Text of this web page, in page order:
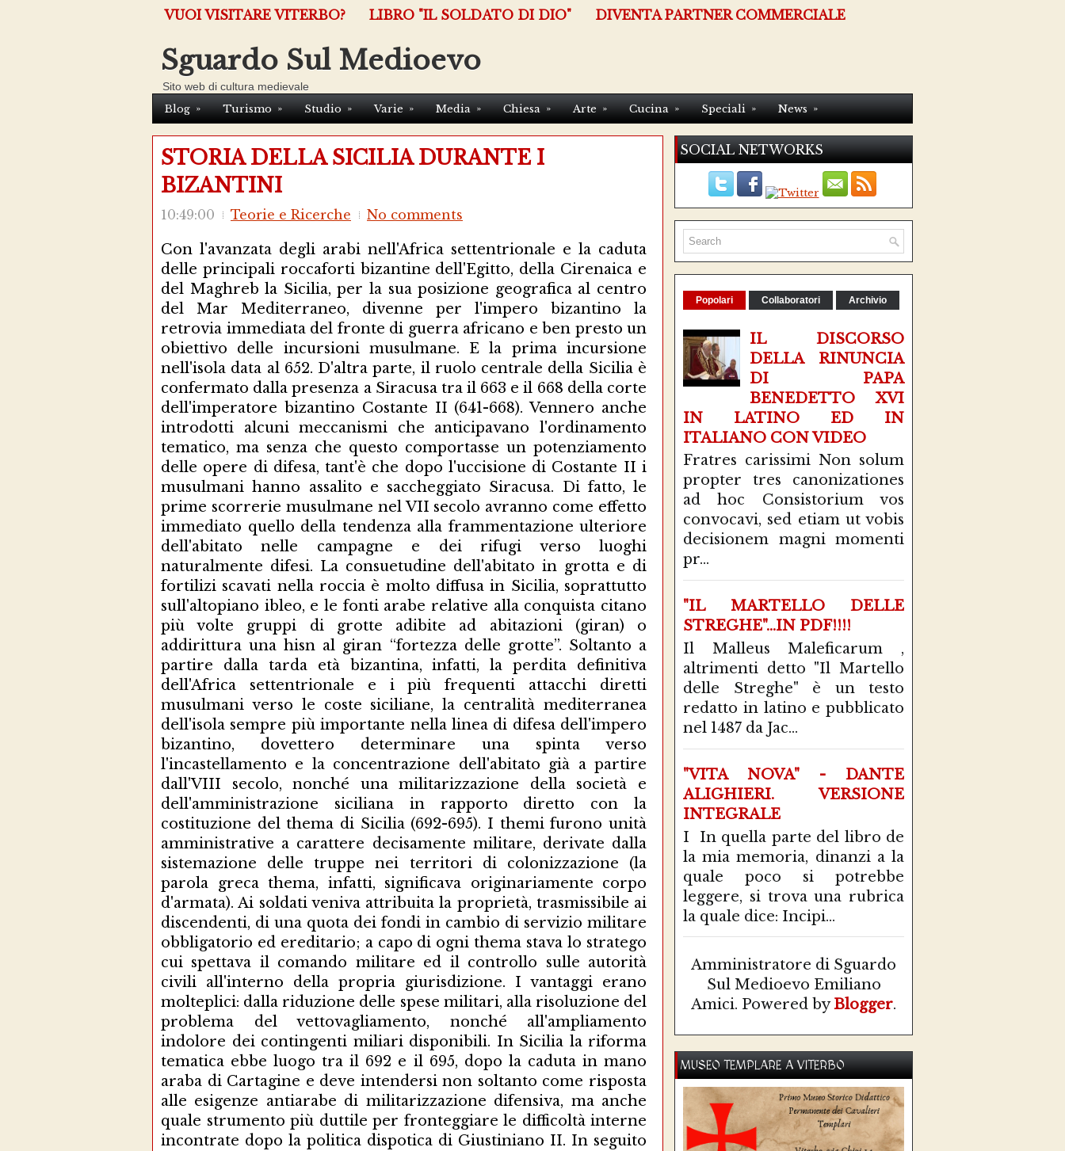
VUOI VISITARE VITERBO? LIBRO "IL SOLDATO DI DIO" DIVENTA PARTNER COMMERCIALE
Sguardo Sul Medioevo
Sito web di cultura medievale
Blog » Turismo » Studio » Varie » Media » Chiesa » Arte » Cucina » Speciali » News »
STORIA DELLA SICILIA DURANTE I
BIZANTINI
10:49:00 Teorie e Ricerche No comments
Con l'avanzata degli arabi nell'Africa settentrionale e la caduta
delle principali roccaforti bizantine dell'Egitto, della Cirenaica e
del Maghreb la Sicilia, per la sua posizione geografica al centro
del Mar Mediterraneo, divenne per l'impero bizantino la
retrovia immediata del fronte di guerra africano e ben presto un
obiettivo delle incursioni musulmane. E la prima incursione
nell'isola data al 652. D'altra parte, il ruolo centrale della Sicilia è
confermato dalla presenza a Siracusa tra il 663 e il 668 della corte
dell'imperatore bizantino Costante II (641-668). Vennero anche
introdotti alcuni meccanismi che anticipavano l'ordinamento
tematico, ma senza che questo comportasse un potenziamento
delle opere di difesa, tant'è che dopo l'uccisione di Costante II i
musulmani hanno assalito e saccheggiato Siracusa. Di fatto, le
prime scorrerie musulmane nel VII secolo avranno come effetto
immediato quello della tendenza alla frammentazione ulteriore
dell'abitato nelle campagne e dei rifugi verso luoghi
naturalmente difesi. La consuetudine dell'abitato in grotta e di
fortilizi scavati nella roccia è molto diffusa in Sicilia, soprattutto
sull'altopiano ibleo, e le fonti arabe relative alla conquista citano
più volte gruppi di grotte adibite ad abitazioni (giran) o
addirittura una hisn al giran “fortezza delle grotte”. Soltanto a
partire dalla tarda età bizantina, infatti, la perdita definitiva
dell'Africa settentrionale e i più frequenti attacchi diretti
musulmani verso le coste siciliane, la centralità mediterranea
dell'isola sempre più importante nella linea di difesa dell'impero
bizantino, dovettero determinare una spinta verso
l'incastellamento e la concentrazione dell'abitato già a partire
dall'VIII secolo, nonché una militarizzazione della società e
dell'amministrazione siciliana in rapporto diretto con la
costituzione del thema di Sicilia (692-695). I themi furono unità
amministrative a carattere decisamente militare, derivate dalla
sistemazione delle truppe nei territori di colonizzazione (la
parola greca thema, infatti, significava originariamente corpo
d'armata). Ai soldati veniva attribuita la proprietà, trasmissibile ai
discendenti, di una quota dei fondi in cambio di servizio militare
obbligatorio ed ereditario; a capo di ogni thema stava lo stratego
cui spettava il comando militare ed il controllo sulle autorità
civili all'interno della propria giurisdizione. I vantaggi erano
molteplici: dalla riduzione delle spese militari, alla risoluzione del
problema del vettovagliamento, nonché all'ampliamento
indolore dei contingenti miliari disponibili. In Sicilia la riforma
tematica ebbe luogo tra il 692 e il 695, dopo la caduta in mano
araba di Cartagine e deve intendersi non soltanto come risposta
alle esigenze antiarabe di militarizzazione difensiva, ma anche
quale strumento più duttile per fronteggiare le difficoltà interne
incontrate dopo la politica dispotica di Giustiniano II. In seguito
SOCIAL NETWORKS
Popolari Collaboratori Archivio
IL DISCORSO
DELLA RINUNCIA
DI PAPA
BENEDETTO XVI
IN LATINO ED IN
ITALIANO CON VIDEO
Fratres carissimi Non solum
propter tres canonizationes
ad hoc Consistorium vos
convocavi, sed etiam ut vobis
decisionem magni momenti
pr...
"IL MARTELLO DELLE
STREGHE"...IN PDF!!!!
Il Malleus Maleficarum ,
altrimenti detto "Il Martello
delle Streghe" è un testo
redatto in latino e pubblicato
nel 1487 da Jac...
"VITA NOVA" - DANTE
ALIGHIERI. VERSIONE
INTEGRALE
I In quella parte del libro de
la mia memoria, dinanzi a la
quale poco si potrebbe
leggere, si trova una rubrica
la quale dice: Incipi...
Amministratore di Sguardo
Sul Medioevo Emiliano
Amici. Powered byBlogger.
MUSEO TEMPLARE A VITERBO